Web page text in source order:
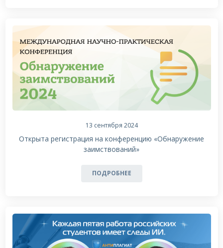
13 сентября 2024
Открыта регистрация на конференцию «Обнаружение
заимствований»
ПОДРОБНЕЕ